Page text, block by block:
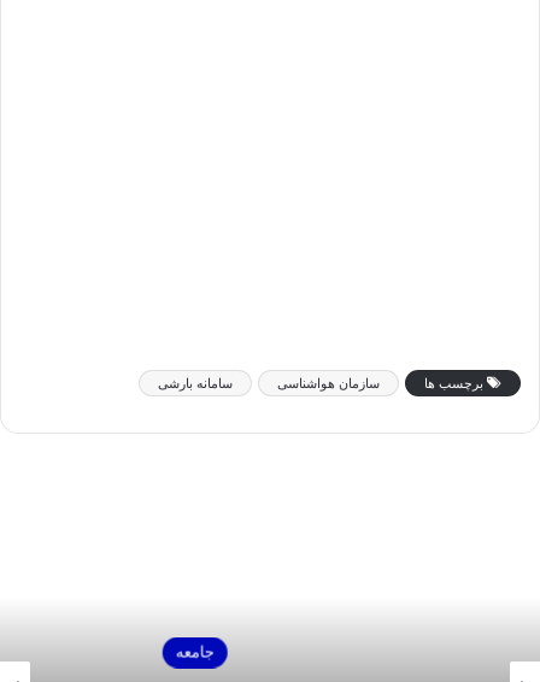
برچسب ها سازمان هواشناسی سامانه بارشی